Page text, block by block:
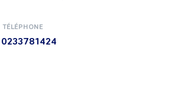
TÉLÉPHONE
0233781424